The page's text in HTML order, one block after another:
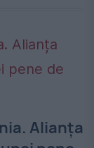
Alianța